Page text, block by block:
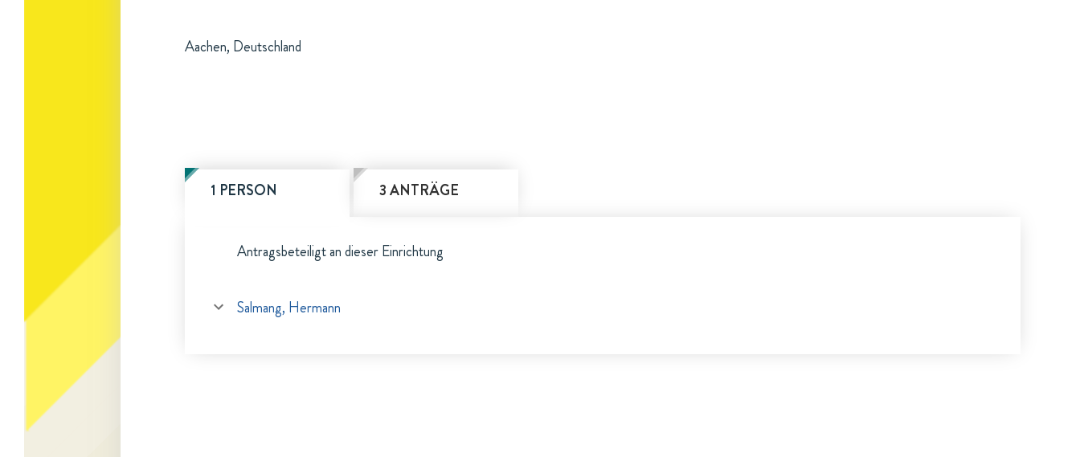
Aachen, Deutschland
1 PERSON 3 ANTRÄGE
Antragsbeteiligt an dieser Einrichtung
Salmang, Hermann